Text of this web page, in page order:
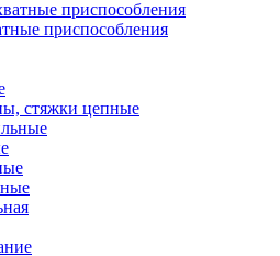
приспособления
стяжки цепные